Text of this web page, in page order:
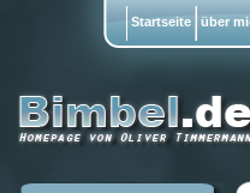
Startseite über